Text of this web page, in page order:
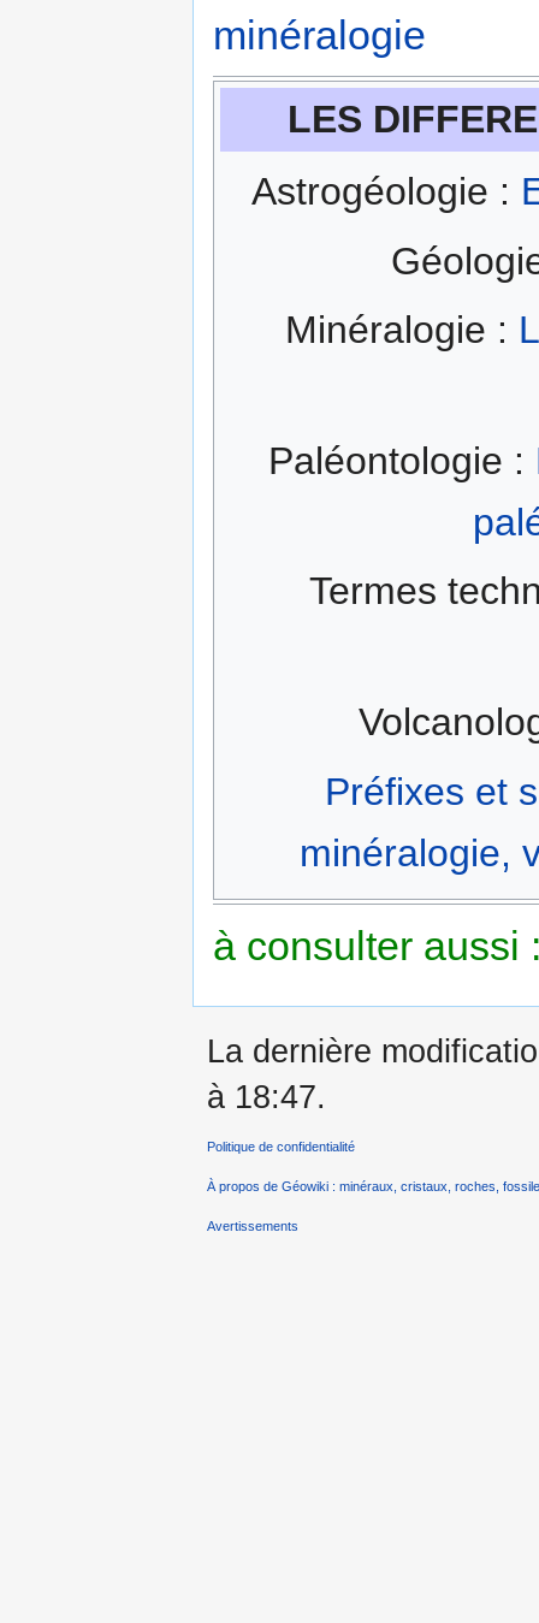
minéralogie
LES
Astrogéologie :
Minéralogie :
Paléontologie :
Termes
Préfixes et
minéralogie,
à consulter aussi
La dernière
à 18:47.
Politique de confidentialité
À propos de Géowiki : minéraux, cristaux, roches,
Avertissements